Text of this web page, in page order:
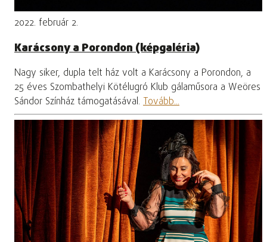
2022. február 2.
Karácsony a Porondon (képgaléria)
Nagy siker, dupla telt ház volt a Karácsony a Porondon, a
25 éves Szombathelyi Kötélugró Klub gálaműsora a Weöres
Sándor Színház támogatásával. Tovább...